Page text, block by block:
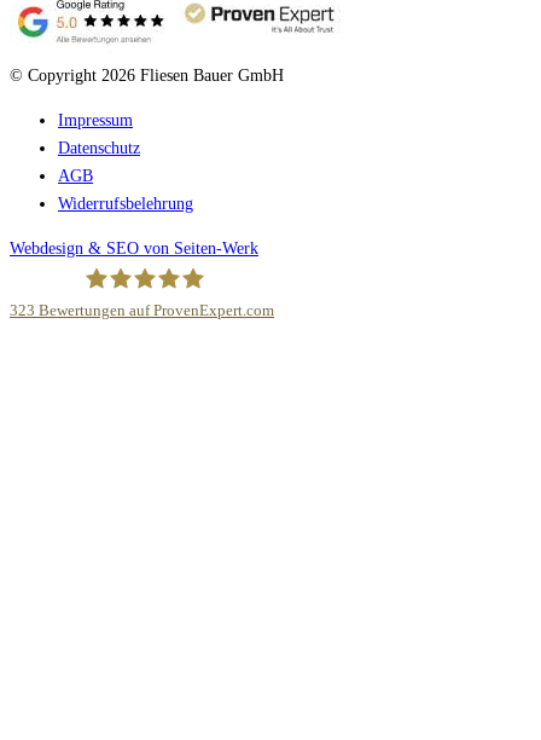
© Copyright 2026 Fliesen Bauer GmbH
Impressum
Datenschutz
AGB
Widerrufsbelehrung
Webdesign & SEO von Seiten-Werk
323 Bewertungen auf ProvenExpert.com